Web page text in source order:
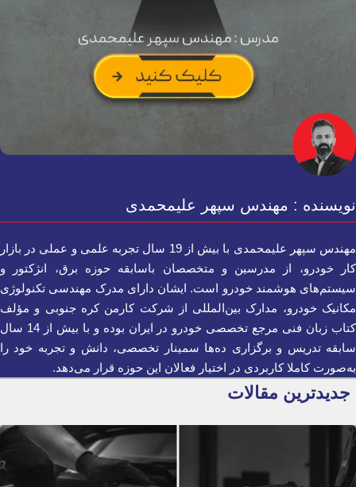
نویسنده : مهندس سپهر علیمحمدی
مهندس سپهر علیمحمدی با بیش از 19 سال تجربه علمی و عملی در بازار
کار خودرو، از مدرسین و متخصصان باسابقه حوزه برق، انژکتور و
سیستم‌های هوشمند خودرو است. ایشان دارای مدرک مهندسی تکنولوژی
مکانیک خودرو، مدارک بین‌المللی از شرکت کارمن کره جنوبی و مؤلف
کتاب زبان فنی مرجع تخصصی خودرو در ایران بوده و با بیش از 14 سال
سابقه تدریس و برگزاری ده‌ها سمینار تخصصی، دانش و تجربه خود را
به‌صورت کاملا کاربردی در اختیار فعالان این حوزه قرار می‌دهد.
جدیدترین مقالات